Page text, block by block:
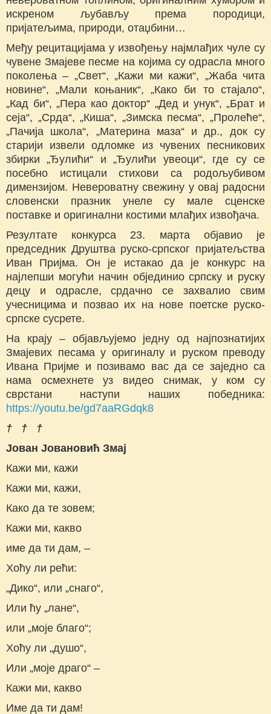
искреном љубављу према породици,
пријатељима, природи, отаџбини…
Међу рецитацијама у извођењу најмлађих чуле су
чувене Змајеве песме на којима су одрасла много
поколења – „Свет“, „Кажи ми кажи“, „Жаба чита
новине“, „Мали коњаник“, „Како би то стајало“,
„Кад би“, „Пера као доктор“ „Дед и унук“, „Брат и
сеја“, „Срда“, „Киша“, „Зимска песма“, „Пролеће“,
„Пачија школа“, „Материна маза“ и др., док су
старији извели одломке из чувених песникових
збирки „Ђулићи“ и „Ђулићи увеоци“, где су се
посебно истицали стихови са родољубивом
димензијом. Невероватну свежину у овај радосни
словенски празник унеле су мале сценске
поставке и оригинални костими млађих извођача.
Резултате конкурса 23. марта објавио је
председник Друштва руско-српског пријатељства
Иван Пријма. Он је истакао да је конкурс на
најлепши могући начин објединио српску и руску
децу и одрасле, срдачно се захвалио свим
учесницима и позвао их на нове поетске руско-
српске сусрете.
На крају – објављујемо једну од најпознатијих
Змајевих песама у оригиналу и руском преводу
Ивана Пријме и позивамо вас да се заједно са
нама осмехнете уз видео снимак, у ком су
сврстани наступи наших победника:
https://youtu.be/gd7aaRGdqk8
† † †
Јован Јовановић Змај
Кажи ми, кажи
Кажи ми, кажи,
Како да те зовем;
Кажи ми, какво
име да ти дам, –
Хоћу ли рећи:
„Дико“, или „снаго“,
Или ћу „лане“,
или „моје благо“;
Хоћу ли „душо“,
Или „моје драго“ –
Кажи ми, какво
Име да ти дам!